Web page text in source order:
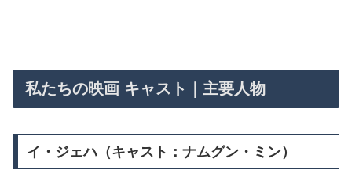
私たちの映画 キャスト｜主要人物
イ・ジェハ（キャスト：ナムグン・ミン）